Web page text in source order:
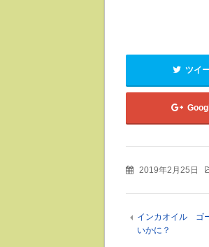
ツイ
2019年2月25日
インカオイル ゴ
いかに？